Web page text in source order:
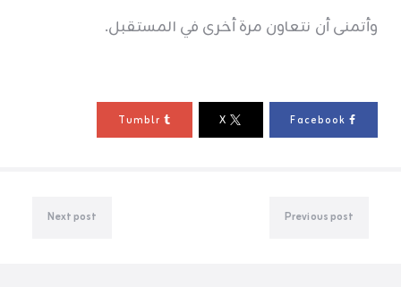
وأتمنى أن نتعاون مرة أخرى في المستقبل.
Facebook
X
Tumblr
Previous post
Next post